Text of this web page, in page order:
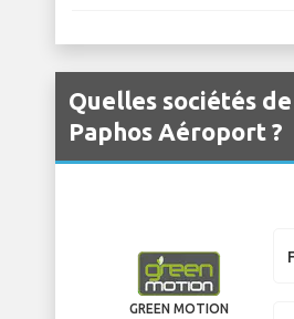
Quelles sociétés
Paphos Aéroport ?
GREEN MOTION